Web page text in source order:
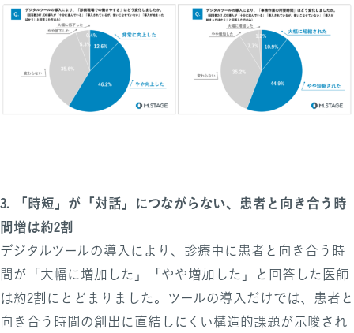
3. 「時短」が「対話」につながらない、患者と向き合う時
間増は約2割
デジタルツールの導入により、診療中に患者と向き合う時
間が「大幅に増加した」「やや増加した」と回答した医師
は約2割にとどまりました。ツールの導入だけでは、患者と
向き合う時間の創出に直結しにくい構造的課題が示唆され